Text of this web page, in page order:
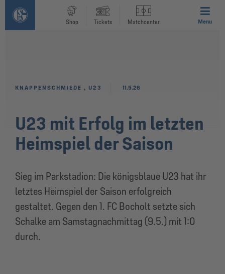
Shop Tickets Matchcenter Menu
U23 mit Erfolg im letzten
Heimspiel der Saison
Sieg im Parkstadion: Die königsblaue U23 hat ihr
letztes Heimspiel der Saison erfolgreich
gestaltet. Gegen den 1. FC Bocholt setzte sich
Schalke am Samstagnachmittag (9.5.) mit 1:0
durch.
KNAPPENSCHMIEDE , U23 11.5.26